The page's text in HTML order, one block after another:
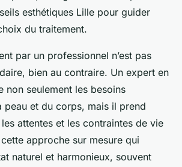
esthétiques Lille pour guider
du traitement.
par un professionnel n’est pas
bien au contraire. Un expert en
non seulement les besoins
peau et du corps, mais il prend
attentes et les contraintes de vie
approche sur mesure qui
naturel et harmonieux, souvent